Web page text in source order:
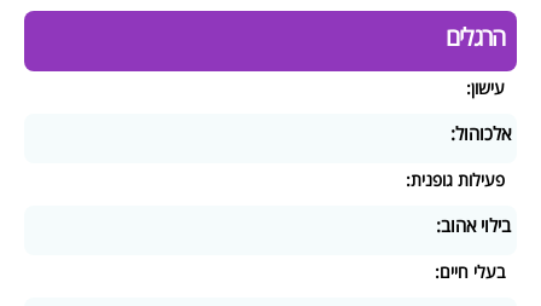
הרגלים
עישון:
אלכוהול:
פעילות גופנית:
בילוי אהוב:
בעלי חיים: